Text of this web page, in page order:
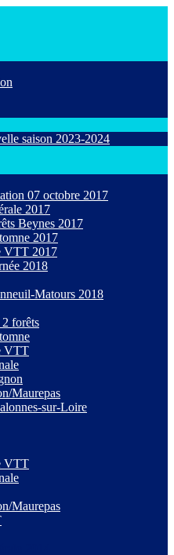
convivialité !
saison 2023-2024
07 octobre 2017
2017
Beynes 2017
2017
VTT 2017
2018
Matours 2018
2 forêts
VTT
Maurepas
sur-Loire
VTT
Maurepas